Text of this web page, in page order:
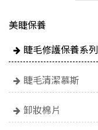
美睫保養
睫毛修護保養系列
睫毛清潔慕斯
卸妝棉片